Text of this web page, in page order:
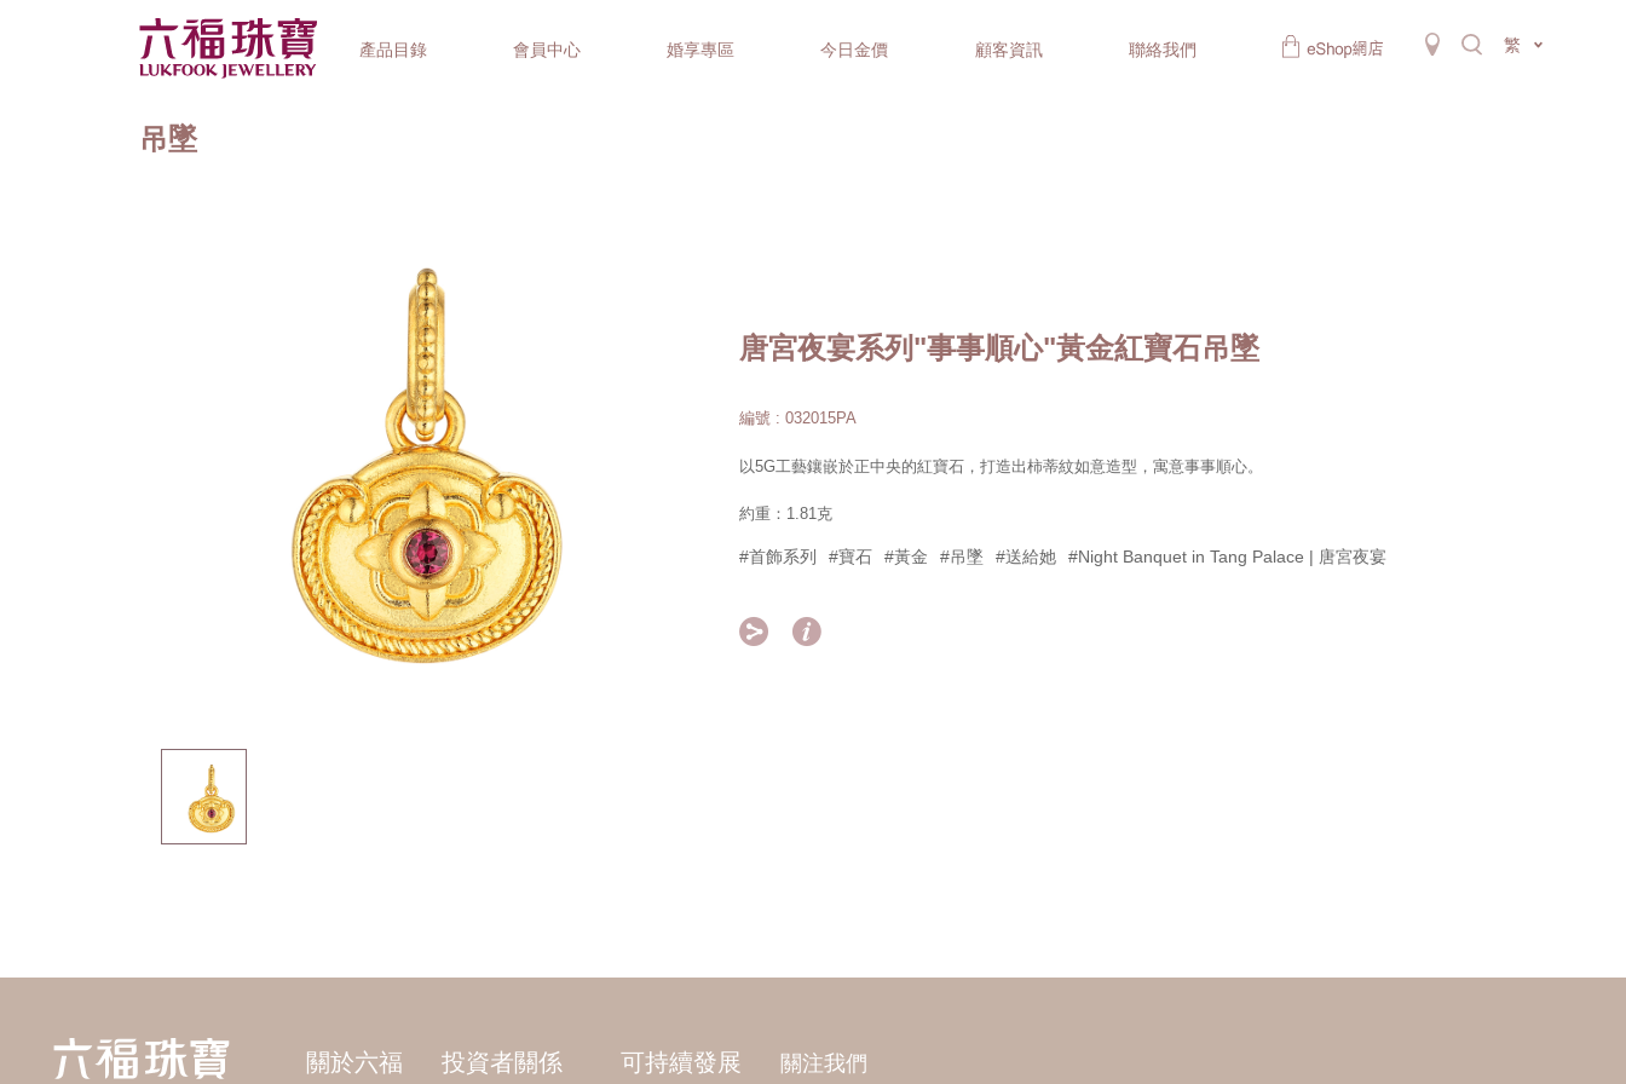
產品目錄 會員中心 婚享專區 今日金價 顧客資訊 聯絡我們 繁
吊墜
唐宮夜宴系列"事事順心"黃金紅寶石吊墜
編號 : 032015PA
以5G工藝鑲嵌於正中央的紅寶石，打造出柿蒂紋如意造型，寓意事事順心。
約重：1.81克
#首飾系列 #寶石 #黃金 #吊墜 #送給她 #Night Banquet in Tang Palace | 唐宮夜宴
 
關於六福 投資者關係 可持續發展 關注我們